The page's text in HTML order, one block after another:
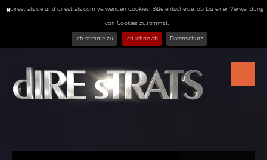
direstrats.de und direstrats.com verwenden Cookies. Bitte entscheide, ob Du einer Verwendung
von Cookies zustimmst.
Ich stimme zu
Ich lehne ab Datenschutz
content